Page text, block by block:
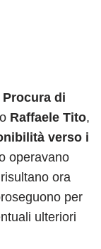
Procura di
Raffaele Tito,
verso i
operavano
ora
per
ulteriori